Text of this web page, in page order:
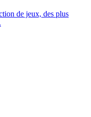
de jeux, des plus